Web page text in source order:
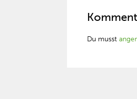
Du musst